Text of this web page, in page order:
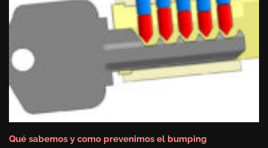
Qué sabemos y como prevenimos el bumping